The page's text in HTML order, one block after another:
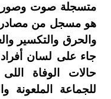
متسجلة صوت وصورة
هو مسجل من مصادر
والحرق والتكسير
جاء على لسان
حالات الوفاة